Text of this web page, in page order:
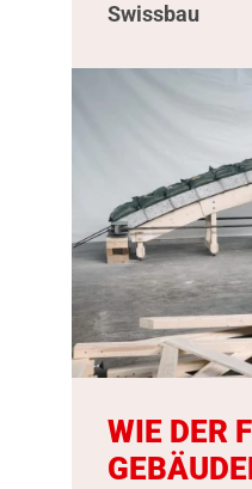
Swissbau
WIE DER